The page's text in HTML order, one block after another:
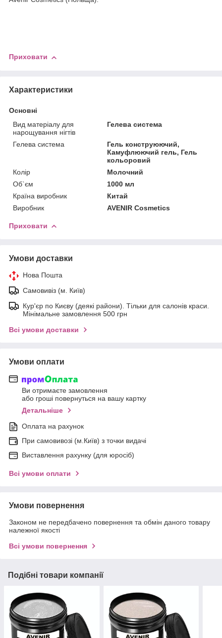
Приховати
Характеристики
Основні
Вид матеріалу для
нарощування нігтів
Гелева система
Гелева система
Гель конструюючий,
Камуфлюючий гель, Гель
кольоровий
Колір
Молочний
Об`єм
1000 мл
Країна виробник
Китай
Виробник
AVENIR Cosmetics
Приховати
Умови доставки
Нова Пошта
Самовивіз (м. Київ)
Кур'єр по Києву (деякі райони). Тільки для салонів краси.
Мінімальне замовлення 500 грн
Всі умови доставки
Умови оплати
Ви отримаєте замовлення
або гроші повернуться на вашу картку
Детальніше
Оплата на рахунок
При самовивозі (м.Київ) з точки видачі
Виставлення рахунку (для юросіб)
Всі умови оплати
Умови повернення
Законом не передбачено повернення та обмін даного товару
належної якості
Всі умови повернення
Подібні товари компанії